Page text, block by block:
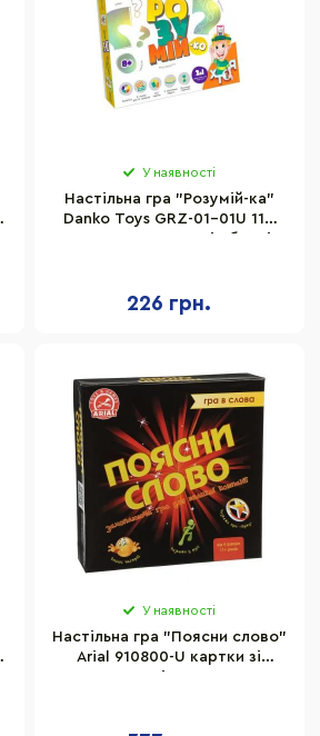
У наявності
Настільна гра "Розумій-ка"
Danko Toys GRZ-01-01U 112
226 грн.
У наявності
Настільна гра "Поясни слово"
Arial 910800-U картки зі